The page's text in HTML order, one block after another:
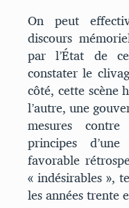
On peut
discours
par l’État de
constater le
côté, cette scène
l’autre, une
mesures
principes
favorable
« indésirables »,
les années trente